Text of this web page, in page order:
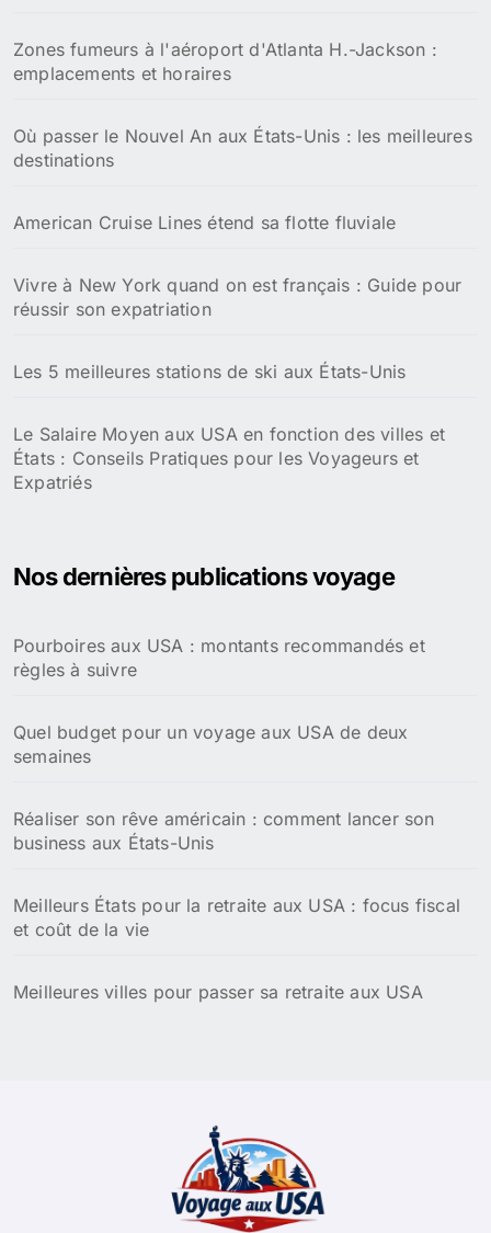
Zones fumeurs à l'aéroport d'Atlanta H.-Jackson :
emplacements et horaires
Où passer le Nouvel An aux États-Unis : les meilleures
destinations
American Cruise Lines étend sa flotte fluviale
Vivre à New York quand on est français : Guide pour
réussir son expatriation
Les 5 meilleures stations de ski aux États-Unis
Le Salaire Moyen aux USA en fonction des villes et
États : Conseils Pratiques pour les Voyageurs et
Expatriés
Nos dernières publications voyage
Pourboires aux USA : montants recommandés et
règles à suivre
Quel budget pour un voyage aux USA de deux
semaines
Réaliser son rêve américain : comment lancer son
business aux États-Unis
Meilleurs États pour la retraite aux USA : focus fiscal
et coût de la vie
Meilleures villes pour passer sa retraite aux USA